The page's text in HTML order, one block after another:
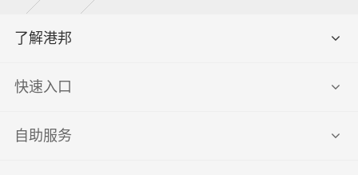
了解港邦
快速入口
自助服务